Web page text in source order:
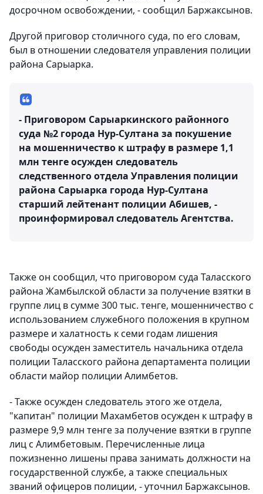
досрочном освобождении, - сообщил Баржаксынов.
Другой приговор столичного суда, по его словам,
был в отношении следователя управления полиции
района Сарыарка.
- Приговором Сарыаркинского районного
суда №2 города Нур-Султана за покушение
на мошенничество к штрафу в размере 1,1
млн тенге осужден следователь
следственного отдела Управления полиции
района Сарыарка города Нур-Султана
старший лейтенант полиции Абишев, -
проинформировал следователь Агентства.
Также он сообщил, что приговором суда Таласского
района Жамбылской области за получение взятки в
группе лиц в сумме 300 тыс. тенге, мошенничество с
использованием служебного положения в крупном
размере и халатность к семи годам лишения
свободы осужден заместитель начальника отдела
полиции Таласского района департамента полиции
области майор полиции Алимбетов.
- Также осужден следователь этого же отдела,
"капитан" полиции Махамбетов осужден к штрафу в
размере 9,9 млн тенге за получение взятки в группе
лиц с Алимбетовым. Перечисленные лица
пожизненно лишены права занимать должности на
государственной службе, а также специальных
званий офицеров полиции, - уточнил Баржаксынов.